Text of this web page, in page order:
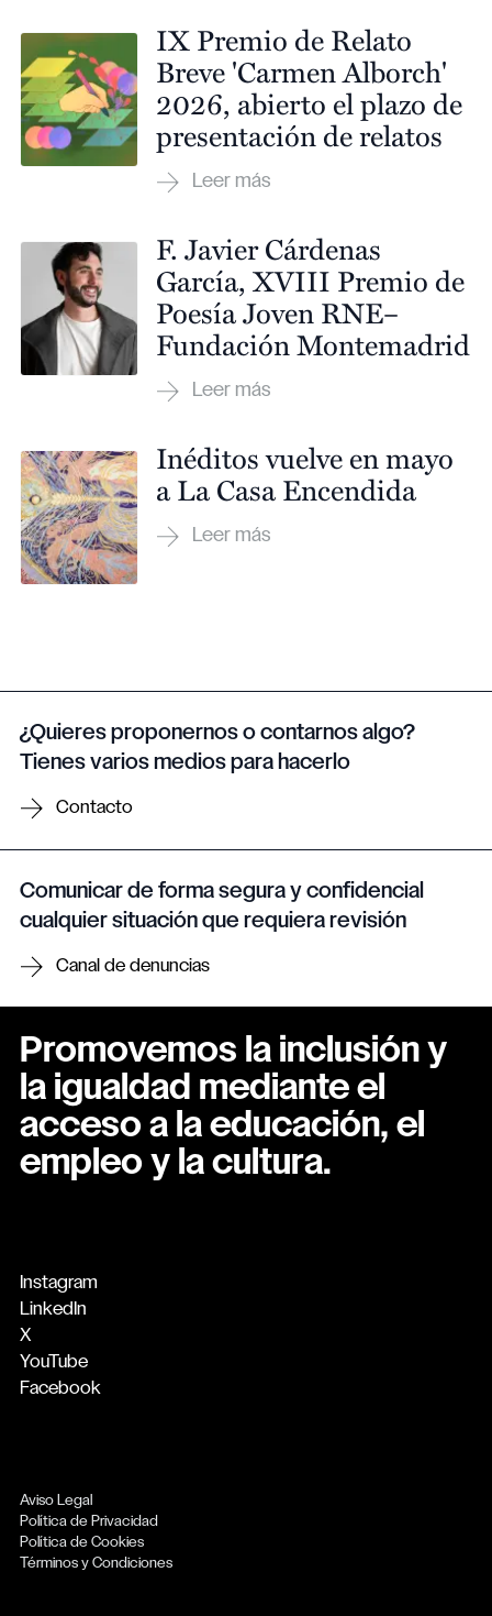
IX Premio de Relato
Breve 'Carmen Alborch'
2026, abierto el plazo de
presentación de relatos
F. Javier Cárdenas
García, XVIII Premio de
Poesía Joven RNE–
Fundación Montemadrid
Inéditos vuelve en mayo
a La Casa Encendida
¿Quieres proponernos o contarnos algo?
Tienes varios medios para hacerlo
Contacto
Comunicar de forma segura y confidencial
cualquier situación que requiera revisión
Canal de denuncias
Promovemos la inclusión y
la igualdad mediante el
acceso a la educación, el
empleo y la cultura.
Instagram
LinkedIn
X
YouTube
Facebook
Aviso Legal
Política de Privacidad
Política de Cookies
Términos y Condiciones